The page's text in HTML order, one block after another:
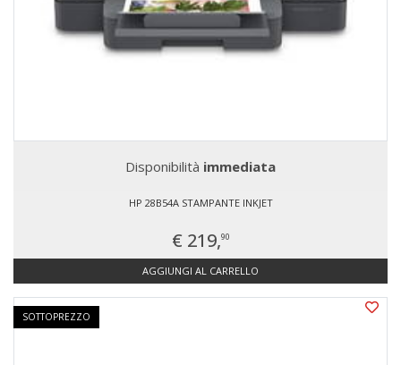
Disponibilità immediata
HP 28B54A STAMPANTE INKJET
€ 219,90
AGGIUNGI AL CARRELLO
SOTTOPREZZO